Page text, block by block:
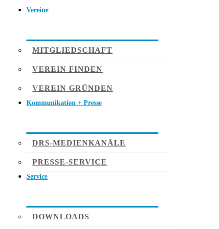
Vereine
MITGLIEDSCHAFT
VEREIN FINDEN
VEREIN GRÜNDEN
Kommunikation + Presse
DRS-MEDIENKANÄLE
PRESSE-SERVICE
Service
DOWNLOADS